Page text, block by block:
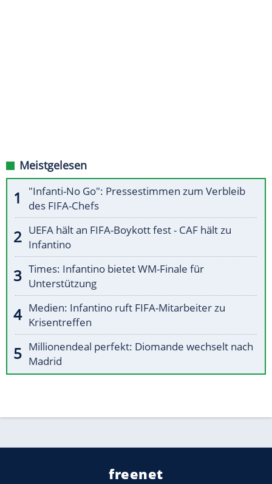
Meistgelesen
"Infanti-No Go": Pressestimmen zum Verbleib
des FIFA-Chefs
UEFA hält an FIFA-Boykott fest - CAF hält zu
Infantino
Times: Infantino bietet WM-Finale für
Unterstützung
Medien: Infantino ruft FIFA-Mitarbeiter zu
Krisentreffen
Millionendeal perfekt: Diomande wechselt nach
Madrid
freenet